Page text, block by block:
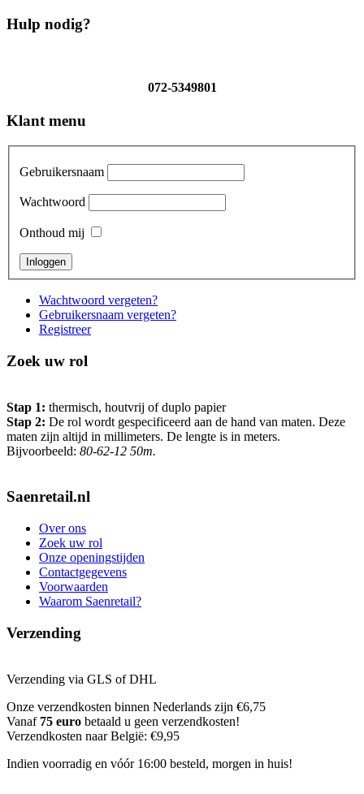
Hulp nodig?
072-5349801
Klant menu
Gebruikersnaam
Wachtwoord
Onthoud mij
Wachtwoord vergeten?
Gebruikersnaam vergeten?
Registreer
Zoek uw rol
Stap 1: thermisch, houtvrij of duplo papier
Stap 2: De rol wordt gespecificeerd aan de hand van maten. Deze
maten zijn altijd in millimeters. De lengte is in meters.
Bijvoorbeeld: 80-62-12 50m.
Saenretail.nl
Over ons
Zoek uw rol
Onze openingstijden
Contactgegevens
Voorwaarden
Waarom Saenretail?
Verzending
Verzending via GLS of DHL
Onze verzendkosten binnen Nederlands zijn €6,75
Vanaf 75 euro betaald u geen verzendkosten!
Verzendkosten naar België: €9,95
Indien voorradig en vóór 16:00 besteld, morgen in huis!